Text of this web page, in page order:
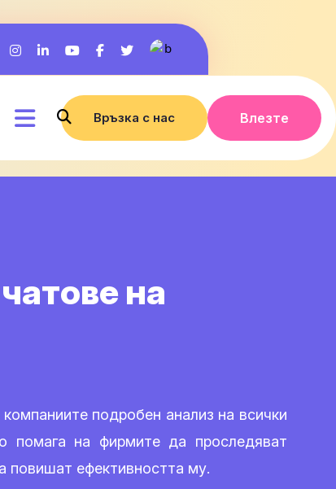
Връзка с нас Влезте
на
подробен анализ на всички
помага на фирмите да проследяват
повишат ефективността му.